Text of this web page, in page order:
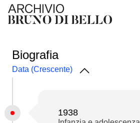
Biografia
Data (Crescente)
1938